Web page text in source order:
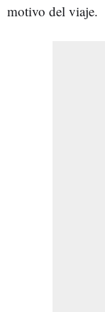
motivo del viaje.